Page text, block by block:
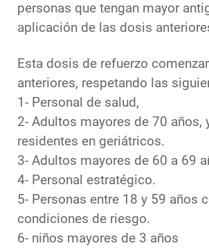
personas que tengan mayor
aplicación de las dosis
Esta dosis de refuerzo
anteriores, respetando las
1- Personal de salud,
2- Adultos mayores de 70 años,
residentes en geriátricos.
3- Adultos mayores de 60 a 69
4- Personal estratégico.
5- Personas entre 18 y 59 años
condiciones de riesgo.
6- niños mayores de 3 años